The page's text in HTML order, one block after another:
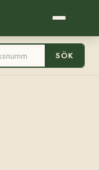
SÖK